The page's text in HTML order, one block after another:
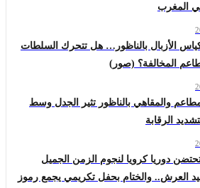
المغرب
الأزبال بالناظور… هل تتحرك السلطات
المخالفة؟ (صور)
والمقاهي بالناظور تثير الجدل وسط
الرقابة
تحتضن دوريا كرويا لنجوم الزمن الجميل
العرش.. والختام بحفل تكريمي يجمع رموز